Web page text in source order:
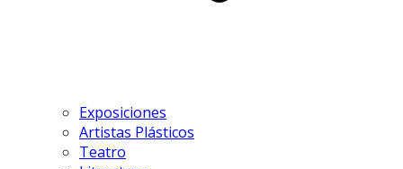
Exposiciones
Artistas Plásticos
Teatro